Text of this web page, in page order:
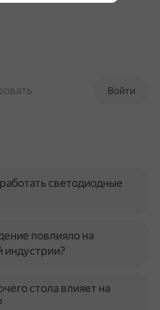
Войти
светодиодные
повлияло на
индустрии?
стола влияет на